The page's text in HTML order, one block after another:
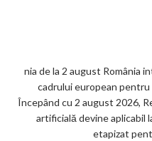
nia de la 2 august România
cadrului european
Începând cu 2 august 2026,
artificială devine aplicabil
etapizat